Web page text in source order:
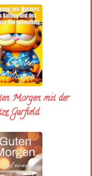
Morgen mit der
Garfield